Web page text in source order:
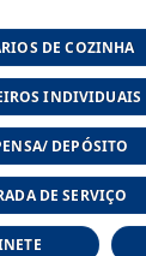
DE COZINHA
INDIVIDUAIS
DEPÓSITO
DE SERVIÇO